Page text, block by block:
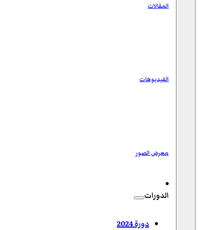
المقالات
الفيديوهات
معرض الصور
الدورات
دورة 2024